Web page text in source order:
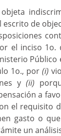
de
el inciso 1o.
1o., por (i)
y(ii)
a
el requisito
gasto o
un